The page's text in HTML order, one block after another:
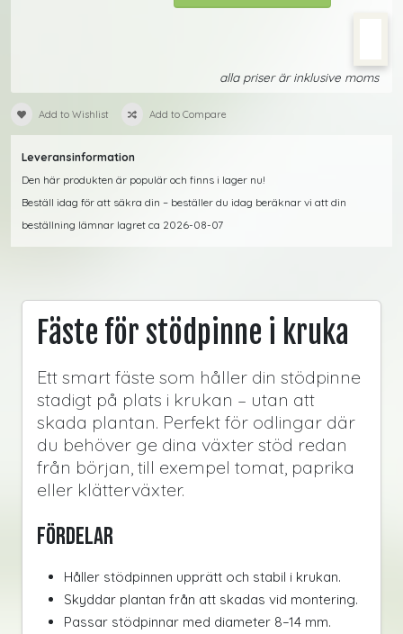
alla priser är inklusive moms
Add to Wishlist Add to Compare
Leveransinformation
Den här produkten är populär och finns i lager nu!
Beställ idag för att säkra din – beställer du idag beräknar vi att din
beställning lämnar lagret ca 2026-08-07
Fäste för stödpinne i kruka
Ett smart fäste som håller din stödpinne
stadigt på plats i krukan – utan att
skada plantan. Perfekt för odlingar där
du behöver ge dina växter stöd redan
från början, till exempel tomat, paprika
eller klätterväxter.
Fördelar
Håller stödpinnen upprätt och stabil i krukan.
Skyddar plantan från att skadas vid montering.
Passar stödpinnar med diameter 8–14 mm.